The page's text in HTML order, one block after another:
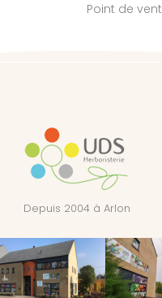
Point de
Depuis 2004 à Arlon